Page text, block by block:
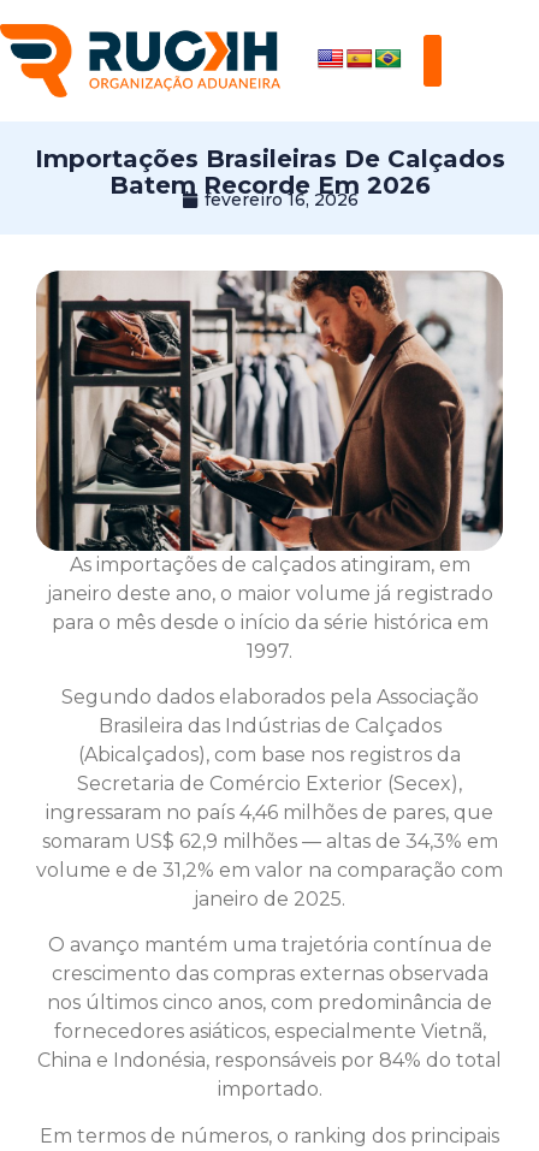
Importações Brasileiras De Calçados
Batem Recorde Em 2026
fevereiro 16, 2026
As importações de calçados atingiram, em
janeiro deste ano, o maior volume já registrado
para o mês desde o início da série histórica em
1997.
Segundo dados elaborados pela Associação
Brasileira das Indústrias de Calçados
(Abicalçados), com base nos registros da
Secretaria de Comércio Exterior (Secex),
ingressaram no país 4,46 milhões de pares, que
somaram US$ 62,9 milhões — altas de 34,3% em
volume e de 31,2% em valor na comparação com
janeiro de 2025.
O avanço mantém uma trajetória contínua de
crescimento das compras externas observada
nos últimos cinco anos, com predominância de
fornecedores asiáticos, especialmente Vietnã,
China e Indonésia, responsáveis por 84% do total
importado.
Em termos de números, o ranking dos principais